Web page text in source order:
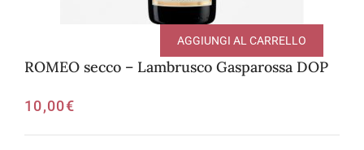
ROMEO secco – Lambrusco Gasparossa DOP
10,00€
AGGIUNGI AL CARRELLO